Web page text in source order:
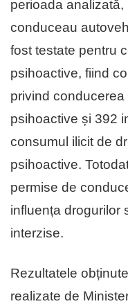
perioada
conduceau
fost testate pentru
psihoactive, fiind
privind
psihoactive și 392
consumul ilicit de
psihoactive.
permise de
influența drogurilor
interzise.
Rezultatele
realizate de